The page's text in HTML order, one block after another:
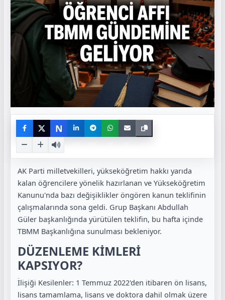
N
AK Parti milletvekilleri, yükseköğretim hakkı yarıda
kalan öğrencilere yönelik hazırlanan ve Yükseköğretim
Kanunu'nda bazı değişiklikler öngören kanun teklifinin
çalışmalarında sona geldi. Grup Başkanı Abdullah
Güler başkanlığında yürütülen teklifin, bu hafta içinde
TBMM Başkanlığına sunulması bekleniyor.
DÜZENLEME KİMLERİ
KAPSIYOR?
İlişiği Kesilenler: 1 Temmuz 2022'den itibaren ön lisans,
lisans tamamlama, lisans ve doktora dahil olmak üzere